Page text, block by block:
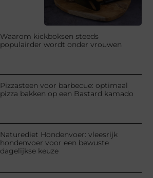
Waarom kickboksen steeds
populairder wordt onder vrouwen
Pizzasteen voor barbecue: optimaal
pizza bakken op een Bastard kamado
Naturediet Hondenvoer: vleesrijk
hondenvoer voor een bewuste
dagelijkse keuze